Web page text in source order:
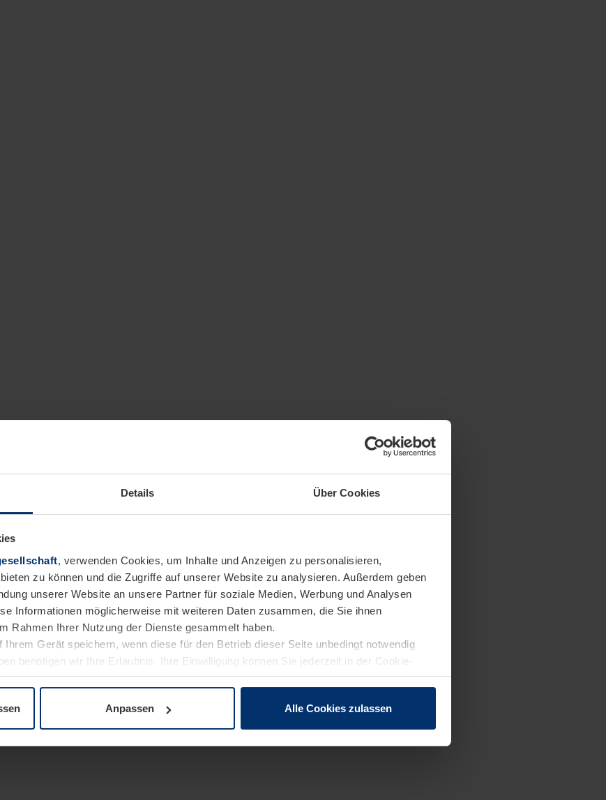
Details Über Cookies
, verwenden Cookies, um Inhalte und Anzeigen zu personalisieren,
zu können und die Zugriffe auf unserer Website zu analysieren. Außerdem geben
unserer Website an unsere Partner für soziale Medien, Werbung und Analysen
Informationen möglicherweise mit weiteren Daten zusammen, die Sie ihnen
Rahmen Ihrer Nutzung der Dienste gesammelt haben.
Gerät speichern, wenn diese für den Betrieb dieser Seite unbedingt notwendig
benötigen wir Ihre Erlaubnis. Ihre Einwilligung können Sie jederzeit in der Cookie-
unserer Website ändern oder widerrufen.
Anpassen Alle Cookies zulassen